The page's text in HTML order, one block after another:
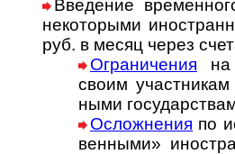
Введение
не­ко­то­ры­ми
руб. в месяц через
Ограничения на
своим
ными
Осложнения по
венными»